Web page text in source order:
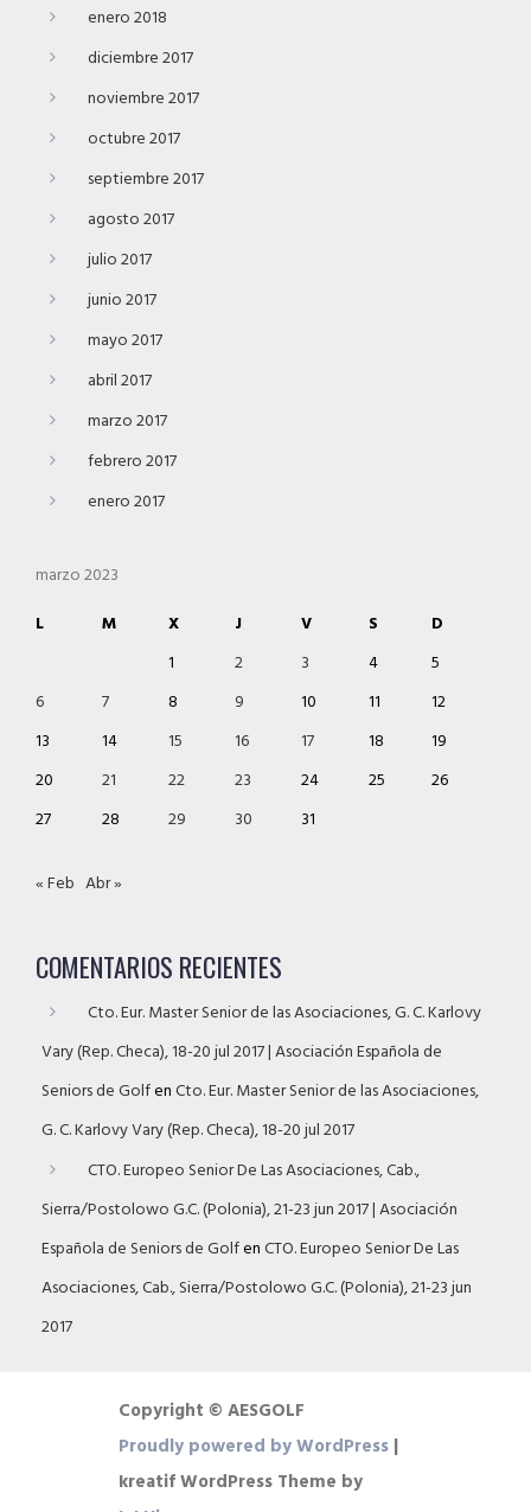
enero 2018
diciembre 2017
noviembre 2017
octubre 2017
septiembre 2017
agosto 2017
julio 2017
junio 2017
mayo 2017
abril 2017
marzo 2017
febrero 2017
enero 2017
marzo 2023
L
M X J V S
D
1
2 3 4
5
6
7 8 9 10 11
12
13
14 15 16 17 18
19
20
21 22 23 24 25
26
27
28 29 30 31
« Feb Abr »
COMENTARIOS RECIENTES
Cto. Eur. Master Senior de las Asociaciones, G. C. Karlovy
Vary (Rep. Checa), 18-20 jul 2017 | Asociación Española de
Seniors de GolfenCto. Eur. Master Senior de las Asociaciones,
G. C. Karlovy Vary (Rep. Checa), 18-20 jul 2017
CTO. Europeo Senior De Las Asociaciones, Cab.,
Sierra/Postolowo G.C. (Polonia), 21-23 jun 2017 | Asociación
Española de Seniors de GolfenCTO. Europeo Senior De Las
Asociaciones, Cab., Sierra/Postolowo G.C. (Polonia), 21-23 jun
2017
Copyright © AESGOLF
Proudly powered by WordPress |
kreatif WordPress Theme by